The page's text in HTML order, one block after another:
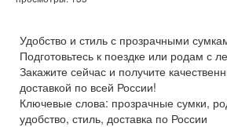
Удобство и стиль с прозрачными
Подготовьтесь к поездке или родам с
Закажите сейчас и получите
доставкой по всей России!
Ключевые слова: прозрачные сумки,
удобство, стиль, доставка по России